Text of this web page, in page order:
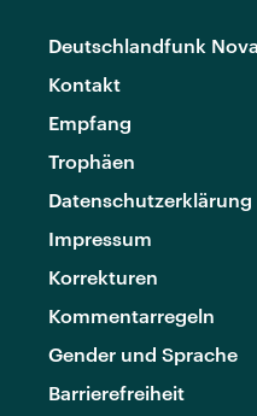
Deutschlandfunk Nova
Kontakt
Empfang
Trophäen
Datenschutzerklärung
Impressum
Korrekturen
Kommentarregeln
Gender und Sprache
Barrierefreiheit